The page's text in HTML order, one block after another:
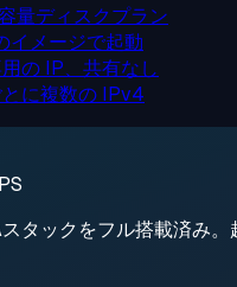
量ディスクプラン
イメージで起動
の IP、共有なし
に複数の IPv4
タックをフル搭載済み。